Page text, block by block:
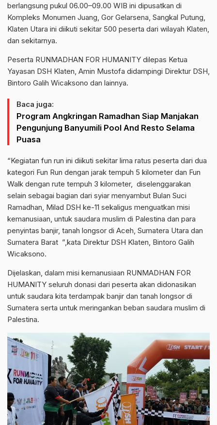
berlangsung pukul 06.00–09.00 WIB ini dipusatkan di
Kompleks Monumen Juang, Gor Gelarsena, Sangkal Putung,
Klaten Utara ini diikuti sekitar 500 peserta dari wilayah Klaten,
dan sekitarnya.
Peserta RUNMADHAN FOR HUMANITY dilepas Ketua
Yayasan DSH Klaten, Amin Mustofa didampingi Direktur DSH,
Bintoro Galih Wicaksono dan lainnya.
Baca juga:
Program Angkringan Ramadhan Siap Manjakan
Pengunjung Banyumili Pool And Resto Selama
Puasa
“Kegiatan fun run ini diikuti sekitar lima ratus peserta dari dua
kategori Fun Run dengan jarak tempuh 5 kilometer dan Fun
Walk dengan rute tempuh 3 kilometer, diselenggarakan
selain sebagai bagian dari syiar menyambut Bulan Suci
Ramadhan, Milad DSH ke-11 sekaligus menguatkan misi
kemanusiaan, untuk saudara muslim di Palestina dan para
penyintas banjir, tanah longsor di Aceh, Sumatera Utara dan
Sumatera Barat ”,kata Direktur DSH Klaten, Bintoro Galih
Wicaksono.
Dijelaskan, dalam misi kemanusiaan RUNMADHAN FOR
HUMANITY seluruh donasi dari peserta akan didonasikan
untuk saudara kita terdampak banjir dan tanah longsor di
Sumatera serta untuk meringankan beban saudara muslim di
Palestina.